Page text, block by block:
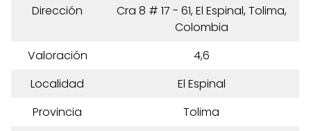
Dirección
Cra 8 # 17 - 61, El Espinal, Tolima,
Colombia
Valoración
4,6
Localidad
El Espinal
Provincia
Tolima